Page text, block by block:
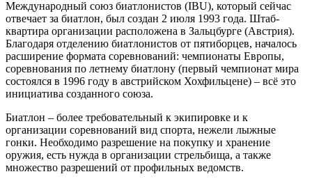
Международный союз биатлонистов (IBU), который сейчас
отвечает за биатлон, был создан 2 июля 1993 года. Штаб-
квартира организации расположена в Зальцбурге (Австрия).
Благодаря отделению биатлонистов от пятиборцев, началось
расширение формата соревнований: чемпионаты Европы,
соревнования по летнему биатлону (первый чемпионат мира
состоялся в 1996 году в австрийском Хохфильцене) – всё это
инициатива созданного союза.
Биатлон – более требовательный к экипировке и к
организации соревнований вид спорта, нежели лыжные
гонки. Необходимо разрешение на покупку и хранение
оружия, есть нужда в организации стрельбища, а также
множество разрешений от профильных ведомств.